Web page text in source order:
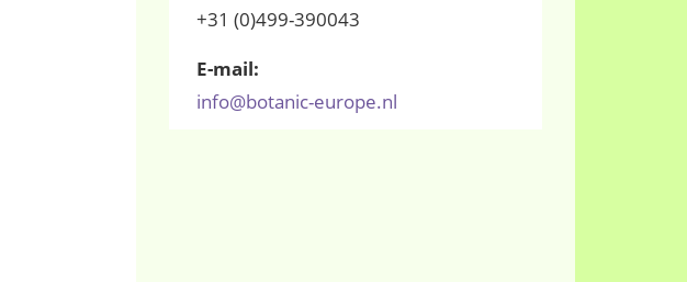
+31 (0)499-390043
E-mail:
info@botanic-europe.nl